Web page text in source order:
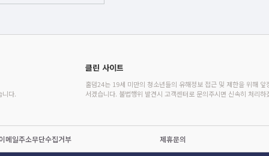
니다.
클린 사이트
홀덤24는 19세 미만의 청소년들의 유해정보 접근 및 제한을 위해 앞
서겠습니다. 불법행위 발견시 고객센터로 문의주시면 신속히 처리하
메일주소무단수집거부 제휴문의